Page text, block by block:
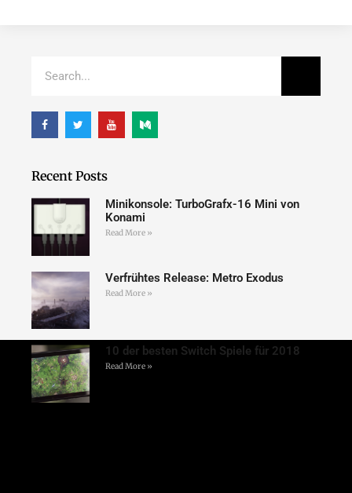
Recent Posts
Minikonsole: TurboGrafx-16 Mini von
Konami
Read More »
Verfrühtes Release: Metro Exodus
Read More »
10 der besten Switch Spiele für 2018
Read More »